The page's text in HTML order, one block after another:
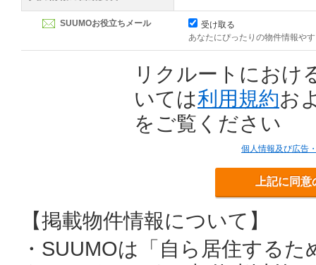
SUUMOお役立ちメール
受け取る
あなたにぴったりの物件情報や
リクルートにおけ
いては利用規約お
をご覧ください
個人情報及び広告
上記に同
【掲載物件情報について】
・SUUMOは「自ら居住する